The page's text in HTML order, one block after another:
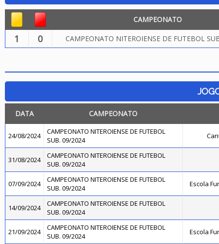
CAMPEONATO
1 0 CAMPEONATO NITEROIENSE DE FUTEBOL
DATA CAMPEONATO
24/08/2024
CAMPEONATO NITEROIENSE DE FUTEBOL
SUB. 09/2024
31/08/2024
CAMPEONATO NITEROIENSE DE FUTEBOL
SUB. 09/2024
07/09/2024
CAMPEONATO NITEROIENSE DE FUTEBOL
SUB. 09/2024
Escola
14/09/2024
CAMPEONATO NITEROIENSE DE FUTEBOL
SUB. 09/2024
21/09/2024
CAMPEONATO NITEROIENSE DE FUTEBOL
SUB. 09/2024
Escola